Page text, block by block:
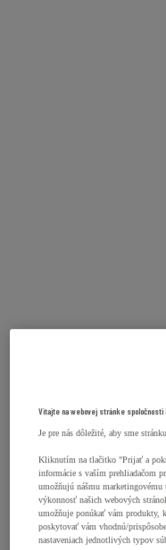
Vitajte na webovej stránke spoločnosti
Je pre nás dôležité, aby sme
Kliknutím na tlačitko "Prijať a
informácie s vaším prehliadačom
umožňujú nášmu
výkonnosť našich webových
umožňuje ponúkať vám produkty,
poskytovať vám vhodnú/
nastaveniach jednotlivých typov